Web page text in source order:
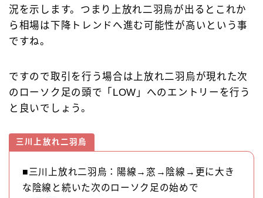
況を示します。つまり上放れ二羽烏が出るとこれか
ら相場は下降トレンドへ進む可能性が高いという事
ですね。
ですので取引を行う場合は上放れ二羽烏が現れた次
のローソク足の頭で「LOW」へのエントリーを行う
と良いでしょう。
三川上放れ二羽烏
■三川上放れ二羽烏：陽線→窓→陰線→更に大き
な陰線と続いた次のローソク足の始めで